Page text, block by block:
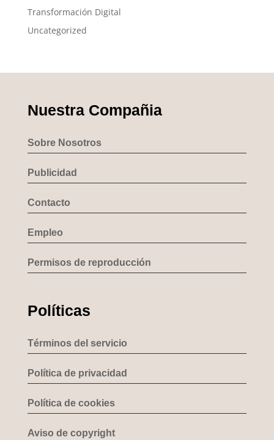
Transformación Digital
Uncategorized
Nuestra Compañia
Sobre Nosotros
Publicidad
Contacto
Empleo
Permisos de reproducción
Políticas
Términos del servicio
Política de privacidad
Política de cookies
Aviso de copyright